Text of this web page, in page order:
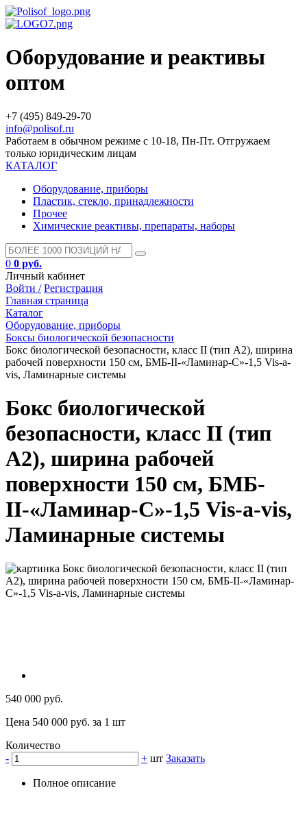
Оборудование и реактивы
оптом
+7 (495) 849-29-70
info@polisof.ru
Работаем в обычном режиме с 10-18, Пн-Пт. Отгружаем
только юридическим лицам
КАТАЛОГ
Оборудование, приборы
Пластик, стекло, принадлежности
Прочее
Химические реактивы, препараты, наборы
0 0 руб.
Личный кабинет
Войти / Регистрация
Главная страница
Каталог
Оборудование, приборы
Боксы биологической безопасности
Бокс биологической безопасности, класс II (тип А2), ширина
рабочей поверхности 150 см, БМБ-II-«Ламинар-С»-1,5 Vis-a-
vis, Ламинарные системы
Бокс биологической
безопасности, класс II (тип
А2), ширина рабочей
поверхности 150 см, БМБ-
II-«Ламинар-С»-1,5 Vis-a-vis,
Ламинарные системы
540 000 руб.
Цена 540 000 руб. за 1 шт
Количество
-
+ шт Заказать
Полное описание